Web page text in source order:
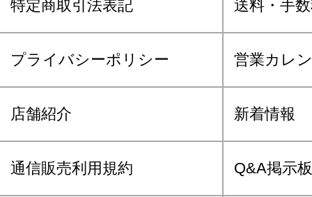
特定商取引法表記 送料・手
プライバシーポリシー 営業カレ
店舗紹介 新着情報
通信販売利用規約 Q&A掲示板